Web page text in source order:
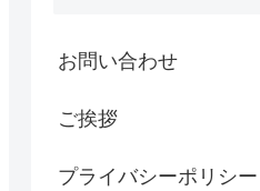
お問い合わせ
ご挨拶
プライバシーポリシー